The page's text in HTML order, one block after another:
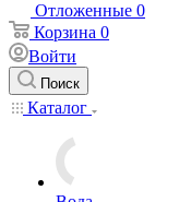
Отложенные 0
Корзина 0
Войти
Поиск
Каталог